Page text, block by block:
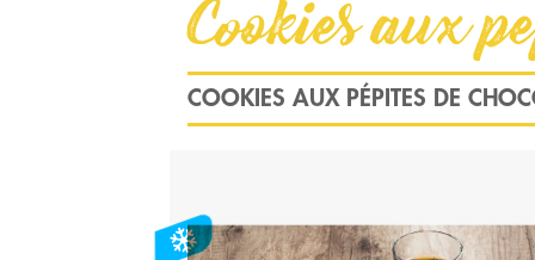
Cookies aux
COOKIES AUX PÉPITES DE